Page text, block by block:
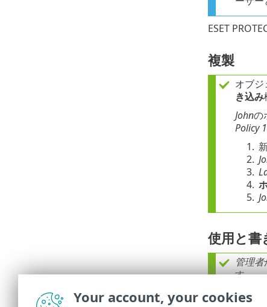
ESET
複製
オブ
き込み
Johnの
Policy 1
1.
2.
3.
4.
5.
使用と書
管理者
す。
•
Your account, your cookies